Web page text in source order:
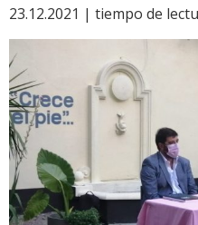
23.12.2021 | tiempo de